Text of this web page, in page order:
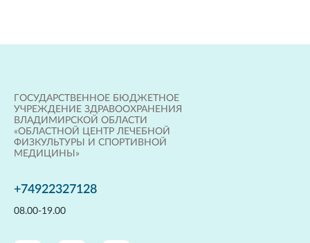
ГОСУДАРСТВЕННОЕ БЮДЖЕТНОЕ
УЧРЕЖДЕНИЕ ЗДРАВООХРАНЕНИЯ
ВЛАДИМИРСКОЙ ОБЛАСТИ
«ОБЛАСТНОЙ ЦЕНТР ЛЕЧЕБНОЙ
ФИЗКУЛЬТУРЫ И СПОРТИВНОЙ
МЕДИЦИНЫ»
+74922327128
08.00-19.00